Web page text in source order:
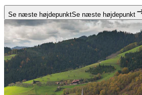
Se næste højdepunktSe næste højdepunkt